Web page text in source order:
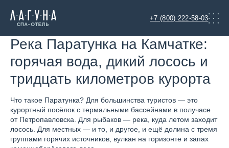
+7 (800) 222-58-03
Река Паратунка на Камчатке:
горячая вода, дикий лосось и
тридцать километров курорта
Что такое Паратунка? Для большинства туристов — это
курортный посёлок с термальными бассейнами в получасе
от Петропавловска. Для рыбаков — река, куда летом заходит
лосось. Для местных — и то, и другое, и ещё долина с тремя
группами горячих источников, вулкан на горизонте и запах